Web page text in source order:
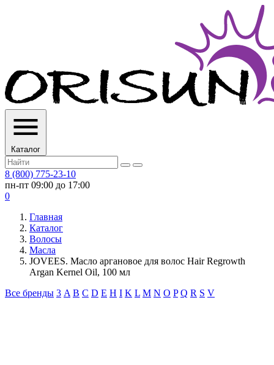
Каталог
8 (800) 775-23-10
пн-пт 09:00 до 17:00
0
Главная
Каталог
Волосы
Масла
JOVEES. Масло аргановое для волос Hair Regrowth
Argan Kernel Oil, 100 мл
Все бренды 3 A B C D E H I K L M N O P Q R S V